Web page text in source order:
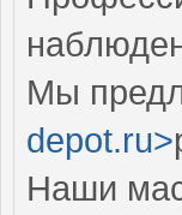
Мы
depot.ru>
Наши